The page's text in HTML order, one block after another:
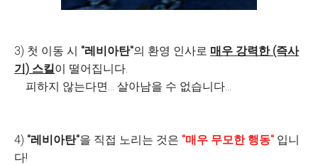
3) 첫 이동 시 "레비아탄"의 환영 인사로 매우 강력한 (즉사
기) 스킬이 떨어집니다.
피하지 않는다면... 살아남을 수 없습니다...
4) "레비아탄"을 직접 노리는 것은 "매우 무모한 행동" 입니
다!